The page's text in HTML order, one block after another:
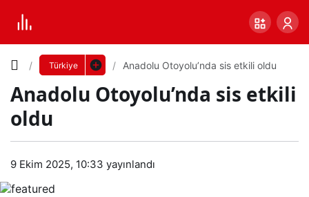
Türkiye Anadolu Otoyolu’nda sis etkili oldu
Anadolu Otoyolu’nda sis etkili
oldu
9 Ekim 2025, 10:33 yayınlandı
Ana
Yazı
Boyutunu